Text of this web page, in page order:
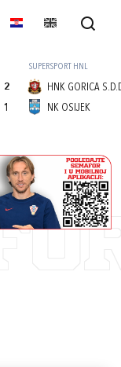
2
1
SUPERSPORT HNL
HNK GORICA
NK OSIJEK